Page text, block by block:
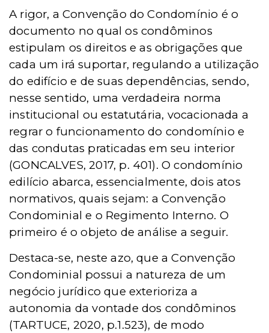
A rigor, a Convenção do Condomínio é o
documento no qual os condôminos
estipulam os direitos e as obrigações que
cada um irá suportar, regulando a utilização
do edifício e de suas dependências, sendo,
nesse sentido, uma verdadeira norma
institucional ou estatutária, vocacionada a
regrar o funcionamento do condomínio e
das condutas praticadas em seu interior
(GONCALVES, 2017, p. 401). O condomínio
edilício abarca, essencialmente, dois atos
normativos, quais sejam: a Convenção
Condominial e o Regimento Interno. O
primeiro é o objeto de análise a seguir.
Destaca-se, neste azo, que a Convenção
Condominial possui a natureza de um
negócio jurídico que exterioriza a
autonomia da vontade dos condôminos
(TARTUCE, 2020, p.1.523), de modo